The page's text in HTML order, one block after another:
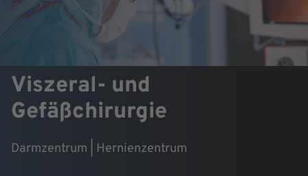
Viszeral- und
Gefäßchirurgie
Darmzentrum | Hernienzentrum